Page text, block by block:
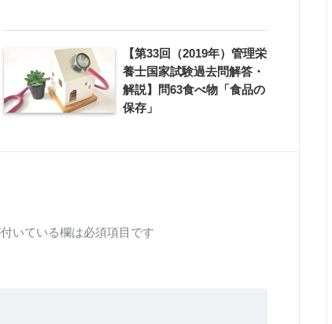
【第33回（2019年）管理栄
養士国家試験過去問解答・
解説】問63食べ物「食品の
保存」
いている欄は必須項目です